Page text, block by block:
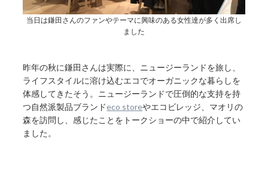
当日は鎌田さんのファンやテーマに興味のある女性達が多く出席し
ました
昨年の秋に鎌田さんは実際に、ニュージーランドを旅し、
ライフスタイルに溶け込むエコでオーガニックな暮らしを
体感してきたそう。ニュージーランドで圧倒的な支持を持
つ自然派製品ブランドeco storeやエコビレッジ、マオリの
森を訪問し、感じたことをトークショーの中で紹介してい
ました。